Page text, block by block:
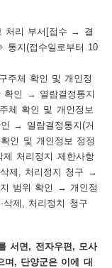
처리 부서[접수 → 결
통지(접수일로부터 10
서면, 전자우편, 모사
며, 단양군은 이에 대